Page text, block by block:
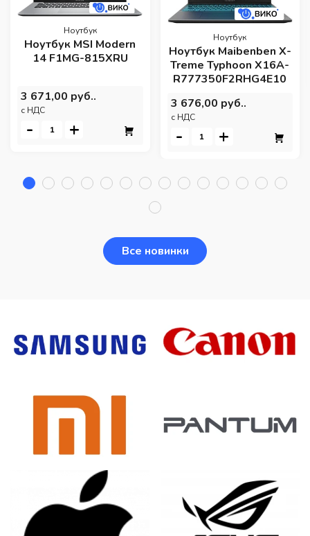
Ноутбук
Ноутбук MSI Modern
14 F1MG-815XRU
3 671,00 руб..
c НДС
- +
Ноутбук
Ноутбук Maibenben X-
Treme Typhoon X16A-
R777350F2RHG4E10
3 676,00 руб..
c НДС
- +
Все новинки